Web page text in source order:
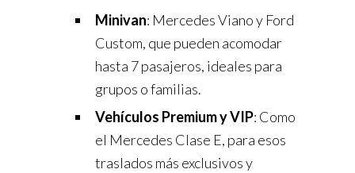
Minivan: Mercedes Viano y Ford
Custom, que pueden acomodar
hasta 7 pasajeros, ideales para
grupos o familias.
Vehículos Premium y VIP: Como
el Mercedes Clase E, para esos
traslados más exclusivos y